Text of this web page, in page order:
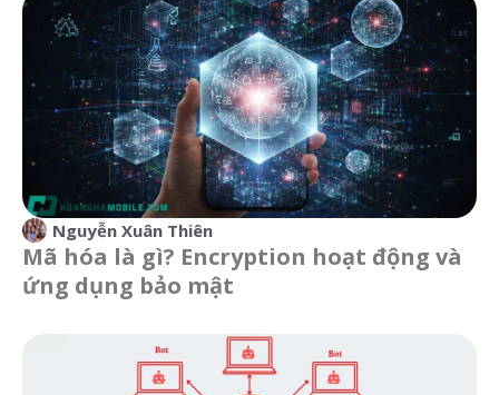
Nguyễn Xuân Thiên
Mã hóa là gì? Encryption hoạt động và
ứng dụng bảo mật